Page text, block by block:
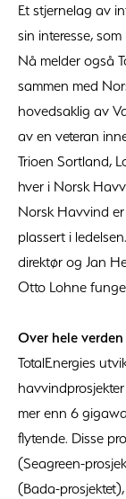
Et stjernelag av
sin interesse,
Nå melder også
sammen med
hovedsaklig av
av en veteran
Trioen Sortland,
hver i Norsk
Norsk Havvind
plassert i
direktør og Jan
Otto Lohne
Over hele verden
TotalEnergies
mer enn 6
flytende. Disse
(Seagreen-
(Bada-